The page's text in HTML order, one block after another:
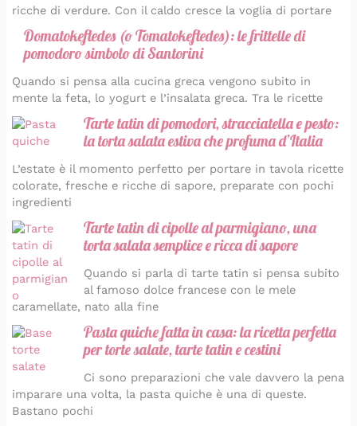
ricche di verdure. Con il caldo cresce la voglia di portare
Domatokeftedes (o Tomatokeftedes): le frittelle di
pomodoro simbolo di Santorini
Quando si pensa alla cucina greca vengono subito in
mente la feta, lo yogurt e l’insalata greca. Tra le ricette
Tarte tatin di pomodori, stracciatella e pesto:
la torta salata estiva che profuma d’Italia
L’estate è il momento perfetto per portare in tavola ricette
colorate, fresche e ricche di sapore, preparate con pochi
ingredienti
Tarte tatin di cipolle al parmigiano, una
torta salata semplice e ricca di sapore
Quando si parla di tarte tatin si pensa subito
al famoso dolce francese con le mele
caramellate, nato alla fine
Pasta quiche fatta in casa: la ricetta perfetta
per torte salate, tarte tatin e cestini
Ci sono preparazioni che vale davvero la pena
imparare una volta, la pasta quiche è una di queste.
Bastano pochi